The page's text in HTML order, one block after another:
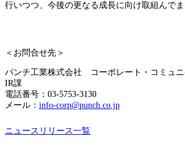
行いつつ、今後の更なる成長に向け取組んでま
＜お問合せ先＞
パンチ工業株式会社 コーポレート・コミュ
IR課
電話番号：03-5753-3130
メール： info-corp@punch.co.jp
ニュースリリース一覧